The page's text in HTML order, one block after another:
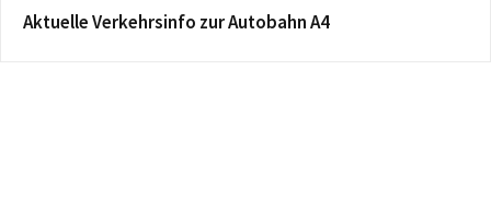
Aktuelle Verkehrsinfo zur Autobahn A4